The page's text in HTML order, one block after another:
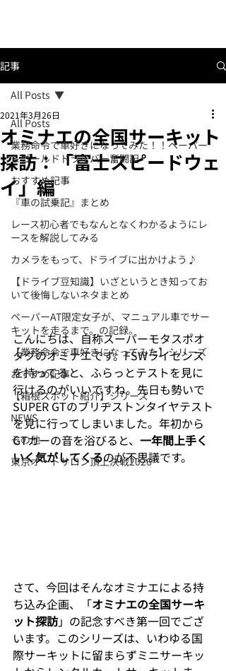
記事
All Posts
業務命令で車好きになってみた！！ペーパー
＆ゴールドドライバー奮闘記
おすすめ記事
『車の試乗記』まとめ
レース初心者でもなんとなくわかるようにレ
ースを解説してみる
カメラをもって、ドライブに出かけよう♪
【ドライブ豆知識】いざというとき知ってお
いて後悔しないネタまとめ
ペーパーAT限定女子が、マニュアル車でサー
キットを走るまで。の記録。
【業務命令で車好きになってみた】シリーズ
おすすめ記事
【箱根スポット紹介】シリーズ
NEWS
その他
東京オートサロン頂上決戦2026
All Posts
オミナエの全国サーキット
探訪：「富士スピードウェ
イ」編
2021年3月26日
こんにちは、自称スーパーモタスポオ
タクのオミナエです。FSWライセンス
を持ってると、ふらっとテストを見に
行けるのがいいですね。先日も勢いで
SUPER GTのブリヂストンタイヤテスト
を見に行ってしまいました。年初から
GTカーの音を浴びると、 一年間上手く
いく気がしてくるのが不思議です。
さて、今回はそんなオミナエによる持
ち込み企画、「オミナエの全国サーキ
ット探訪」の記念すべき第一回でござ
います。このシリーズは、いわゆる国
際サーキットに留まらずミニサーキッ